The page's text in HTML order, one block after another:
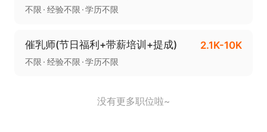
不限 经验不限 学历不限
催乳师(节日福利+带薪培训+提成) 2.1K-10K
不限 经验不限 学历不限
没有更多职位啦~